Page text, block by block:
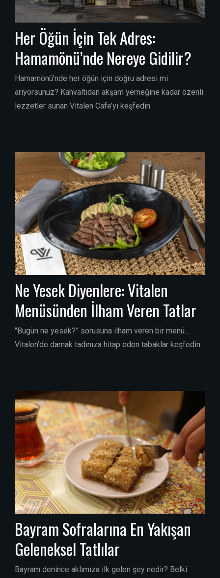
Her Öğün İçin Tek Adres:
Hamamönü’nde Nereye Gidilir?
Hamamönü’nde her öğün için doğru adresi mi
arıyorsunuz? Kahvaltıdan akşam yemeğine kadar özenli
lezzetler sunan Vitalen Cafe’yi keşfedin.
Ne Yesek Diyenlere: Vitalen
Menüsünden İlham Veren Tatlar
"Bugün ne yesek?” sorusuna ilham veren bir menü…
Vitalen’de damak tadınıza hitap eden tabaklar keşfedin.
Bayram Sofralarına En Yakışan
Geleneksel Tatlılar
Bayram denince aklımıza ilk gelen şey nedir? Belki